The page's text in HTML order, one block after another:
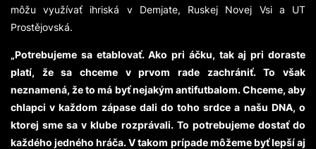
môžu využívať ihriská v Demjate, Ruskej Novej Vsi a UT
Prostějovská.
„Potrebujeme sa etablovať. Ako pri áčku, tak aj pri doraste
platí, že sa chceme v prvom rade zachrániť. To však
neznamená, že to má byť nejakým antifutbalom. Chceme, aby
chlapci v každom zápase dali do toho srdce a našu DNA, o
ktorej sme sa v klube rozprávali. To potrebujeme dostať do
každého jedného hráča. V takom prípade môžeme byť lepší aj